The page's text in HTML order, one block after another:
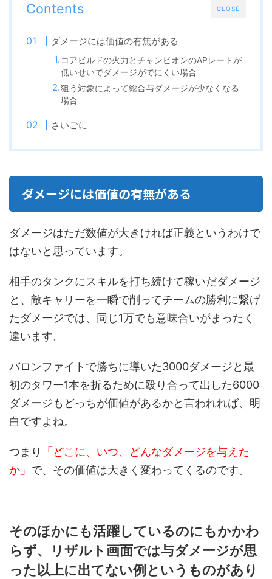
CLOSE
Contents
ダメージには価値の有無がある
コアビルドの火力とチャンピオンのAPレートが
低いせいでダメージがでにくい場合
狙う対象によって総合与ダメージが少なくなる
場合
さいごに
ダメージには価値の有無がある
ダメージはただ数値が大きければ正義というわけで
はないと思っています。
相手のタンクにスキルを打ち続けて稼いだダメージ
と、敵キャリーを一瞬で削ってチームの勝利に繋げ
たダメージでは、同じ1万でも意味合いがまったく
違います。
バロンファイトで勝ちに導いた3000ダメージと最
初のタワー1本を折るために殴り合って出した6000
ダメージもどっちが価値があるかと言われれば、明
白ですよね。
つまり
「どこに、いつ、どんなダメージを与えた
か」 で、その価値は大きく変わってくるのです。
そのほかにも活躍しているのにもかかわ
らず、リザルト画面では与ダメージが思
った以上に出てない例というものがあり